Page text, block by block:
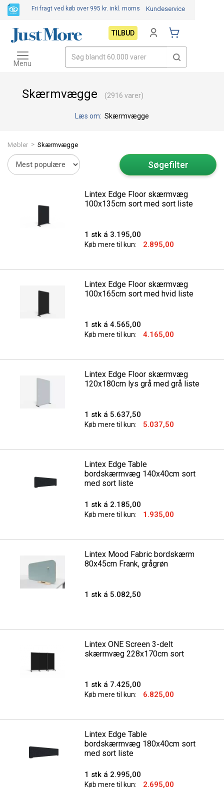
Skærmvægge (2916 varer)
Læs om: Skærmvægge
Møbler > Skærmvægge
Søgefilter
Lintex Edge Floor skærmvæg
100x135cm sort med sort liste
1 stk á 3.195,00
Køb mere til kun: 2.895,00
Lintex Edge Floor skærmvæg
100x165cm sort med hvid liste
1 stk á 4.565,00
Køb mere til kun: 4.165,00
Lintex Edge Floor skærmvæg
120x180cm lys grå med grå liste
1 stk á 5.637,50
Køb mere til kun: 5.037,50
Lintex Edge Table
bordskærmvæg 140x40cm sort
med sort liste
1 stk á 2.185,00
Køb mere til kun: 1.935,00
Lintex Mood Fabric bordskærm
80x45cm Frank, grågrøn
1 stk á 5.082,50
Lintex ONE Screen 3-delt
skærmvæg 228x170cm sort
1 stk á 7.425,00
Køb mere til kun: 6.825,00
Lintex Edge Table
bordskærmvæg 180x40cm sort
med sort liste
1 stk á 2.995,00
Køb mere til kun: 2.695,00
Fri fragt ved køb over 995 kr. inkl. moms Kundeservice
TILBUD
Toggle
navigation
Menu